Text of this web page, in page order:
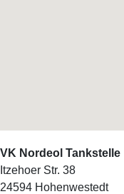
VK Nordeol Tankstelle
Itzehoer Str. 38
24594 Hohenwestedt